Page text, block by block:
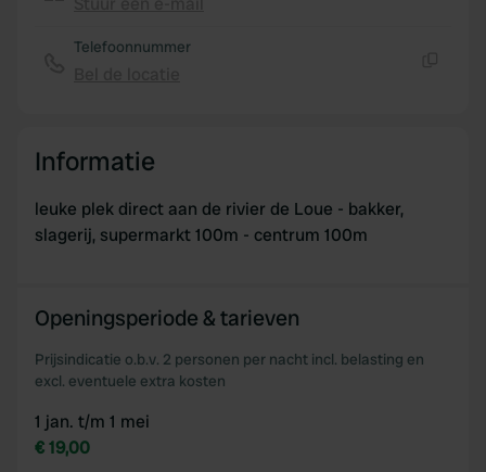
Telefoonnummer
Informatie
leuke plek direct aan de rivier de Loue - bakker,
slagerij, supermarkt 100m - centrum 100m
Openingsperiode & tarieven
Prijsindicatie o.b.v. 2 personen per nacht incl. belasting en
excl. eventuele extra kosten
1 jan. t/m 1 mei
€ 19,00